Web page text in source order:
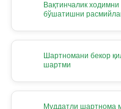
Вақтинчалик
бўшатишни
Шартномани бекор
шартми
Муддатли шартнома